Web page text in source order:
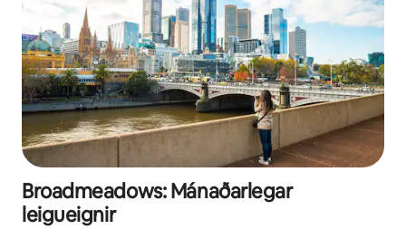
Broadmeadows: Mánaðarlegar
leigueignir